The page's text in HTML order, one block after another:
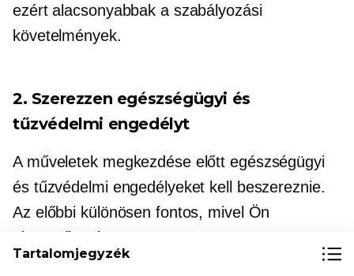
ezért alacsonyabbak a szabályozási
követelmények.
2. Szerezzen egészségügyi és
tűzvédelmi engedélyt
A műveletek megkezdése előtt egészségügyi
és tűzvédelmi engedélyeket kell beszereznie.
Az előbbi különösen fontos, mivel Ön
alapvetően éttermet vezet.
Tartalomjegyzék